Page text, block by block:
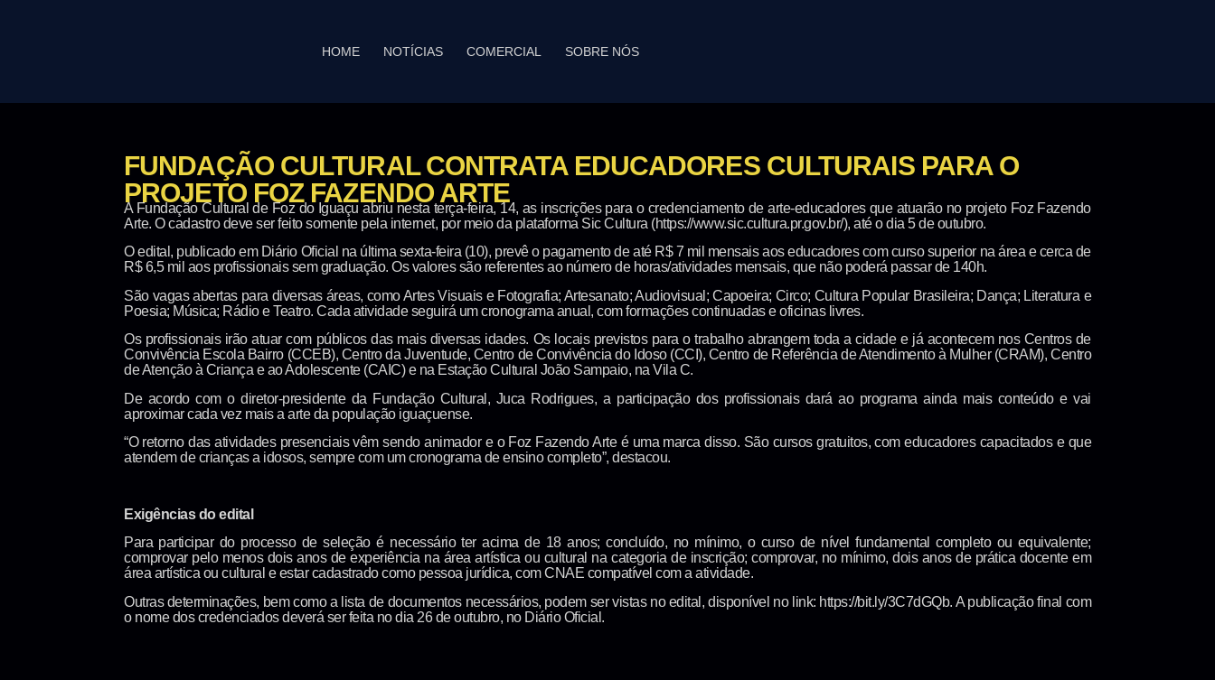
HOME NOTÍCIAS COMERCIAL SOBRE NÓS
FUNDAÇÃO CULTURAL CONTRATA EDUCADORES CULTURAIS PARA O
PROJETO FOZ FAZENDO ARTE
A Fundação Cultural de Foz do Iguaçu abriu nesta terça-feira, 14, as inscrições para o credenciamento de arte-educadores que atuarão no projeto Foz Fazendo
Arte. O cadastro deve ser feito somente pela internet, por meio da plataforma Sic Cultura (https://www.sic.cultura.pr.gov.br/), até o dia 5 de outubro.
O edital, publicado em Diário Oficial na última sexta-feira (10), prevê o pagamento de até R$ 7 mil mensais aos educadores com curso superior na área e cerca de
R$ 6,5 mil aos profissionais sem graduação. Os valores são referentes ao número de horas/atividades mensais, que não poderá passar de 140h.
São vagas abertas para diversas áreas, como Artes Visuais e Fotografia; Artesanato; Audiovisual; Capoeira; Circo; Cultura Popular Brasileira; Dança; Literatura e
Poesia; Música; Rádio e Teatro. Cada atividade seguirá um cronograma anual, com formações continuadas e oficinas livres.
Os profissionais irão atuar com públicos das mais diversas idades. Os locais previstos para o trabalho abrangem toda a cidade e já acontecem nos Centros de
Convivência Escola Bairro (CCEB), Centro da Juventude, Centro de Convivência do Idoso (CCI), Centro de Referência de Atendimento à Mulher (CRAM), Centro
de Atenção à Criança e ao Adolescente (CAIC) e na Estação Cultural João Sampaio, na Vila C.
De acordo com o diretor-presidente da Fundação Cultural, Juca Rodrigues, a participação dos profissionais dará ao programa ainda mais conteúdo e vai
aproximar cada vez mais a arte da população iguaçuense.
“O retorno das atividades presenciais vêm sendo animador e o Foz Fazendo Arte é uma marca disso. São cursos gratuitos, com educadores capacitados e que
atendem de crianças a idosos, sempre com um cronograma de ensino completo”, destacou.
Exigências do edital
Para participar do processo de seleção é necessário ter acima de 18 anos; concluído, no mínimo, o curso de nível fundamental completo ou equivalente;
comprovar pelo menos dois anos de experiência na área artística ou cultural na categoria de inscrição; comprovar, no mínimo, dois anos de prática docente em
área artística ou cultural e estar cadastrado como pessoa jurídica, com CNAE compatível com a atividade.
Outras determinações, bem como a lista de documentos necessários, podem ser vistas no edital, disponível no link: https://bit.ly/3C7dGQb. A publicação final com
o nome dos credenciados deverá ser feita no dia 26 de outubro, no Diário Oficial.